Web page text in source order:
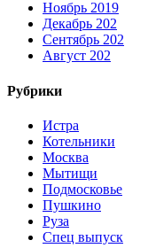
Ноябрь 2019
Декабрь 202
Сентябрь 202
Август 202
Рубрики
Истра
Котельники
Москва
Мытищи
Подмосковье
Пушкино
Руза
Спец выпуск